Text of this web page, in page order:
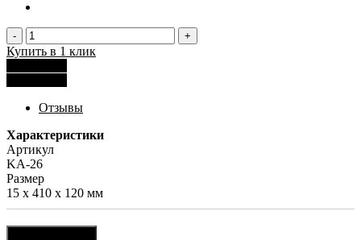
- +
Купить в 1 клик
Отзывы
Характеристики
Артикул
KA-26
Размер
15 х 410 х 120 мм